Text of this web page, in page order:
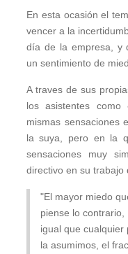
En esta ocasión el
vencer a la
día de la empresa, y
un sentimiento de
A traves de sus
los asistentes
mismas sensaciones
la suya, pero en la
sensaciones muy
directivo en su trabajo
"El mayor miedo
piense lo contrario,
igual que cualquier
la asumimos, el